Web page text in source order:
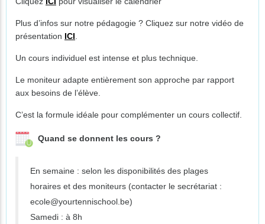
Plus d’infos sur notre pédagogie ? Cliquez sur notre vidéo de
présentation ICI
Un cours individuel est intense et plus technique.
Le moniteur adapte entièrement son approche par rapport
aux besoins de l’élève.
C’est la formule idéale pour complémenter un cours collectif.
Quand se donnent les cours ?
En semaine : selon les disponibilités des plages
horaires et des moniteurs (contacter le secrétariat :
ecole@yourtennischool.be)
Samedi : à 8h